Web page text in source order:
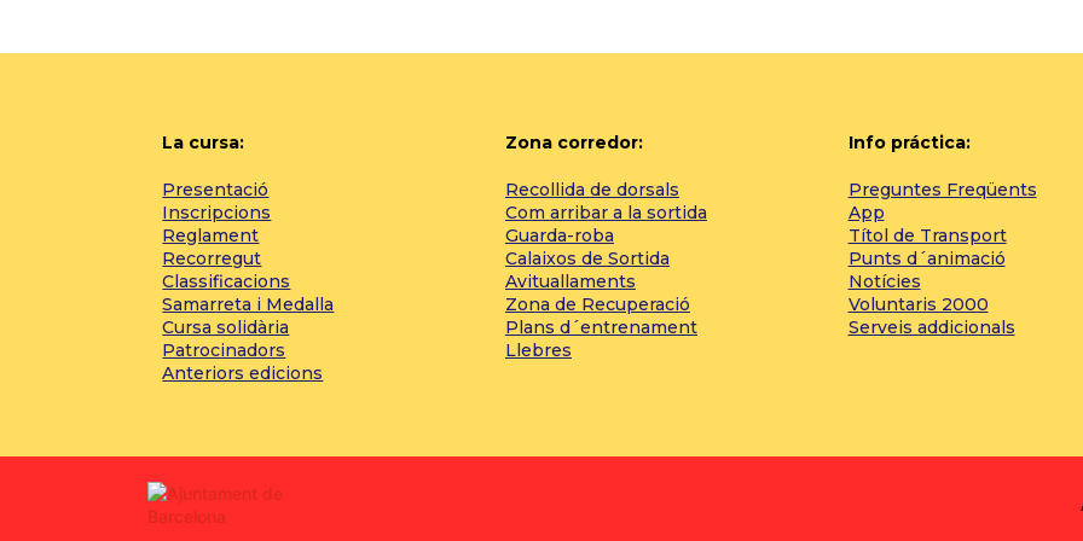
La cursa:
Presentació
Inscripcions
Reglament
Recorregut
Classificacions
Samarreta i Medalla
Cursa solidària
Patrocinadors
Anteriors edicions
Zona corredor:
Recollida de dorsals
Com arribar a la sortida
Guarda-roba
Calaixos de Sortida
Avituallaments
Zona de Recuperació
Plans d´entrenament
Llebres
Info práctica:
Preguntes Freqüents
App
Títol de Transport
Punts d´animació
Notícies
Voluntaris 2000
Serveis addicionals